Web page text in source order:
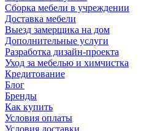
Сборка мебели в учреждении
Доставка мебели
Выезд замерщика на дом
Дополнительные услуги
Разработка дизайн-проекта
Уход за мебелью и химчистка
Кредитование
Блог
Бренды
Как купить
Условия оплаты
Условия доставки